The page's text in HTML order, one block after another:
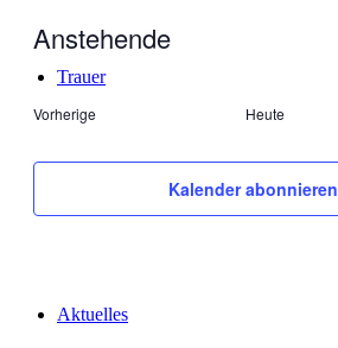
Trauer
Aktuelles
Anstehende
Datum
wählen.
VorherigeVeranstaltungen Heute
Kalender abonnieren